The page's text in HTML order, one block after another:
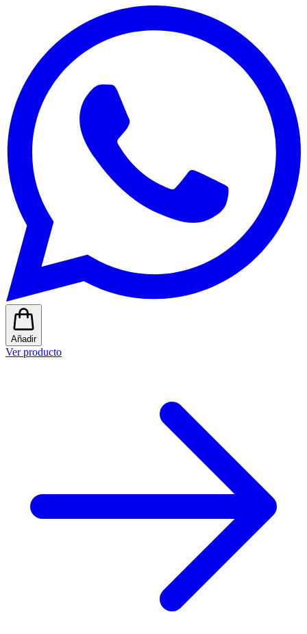
Añadir
Ver producto